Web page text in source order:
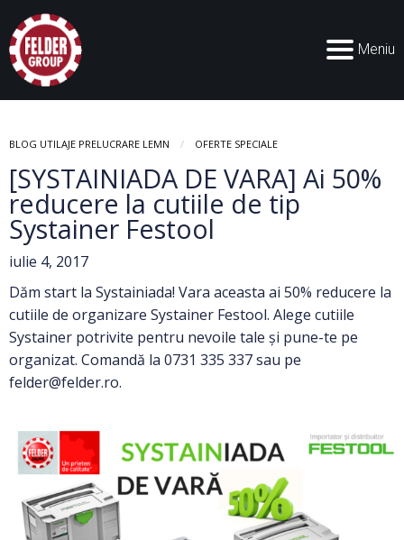
Meniu
BLOG UTILAJE PRELUCRARE LEMN OFERTE SPECIALE
[SYSTAINIADA DE VARA] Ai 50%
reducere la cutiile de tip
Systainer Festool
iulie 4, 2017
Dăm start la Systainiada! Vara aceasta ai 50% reducere la
cutiile de organizare Systainer Festool. Alege cutiile
Systainer potrivite pentru nevoile tale și pune-te pe
organizat. Comandă la 0731 335 337 sau pe
felder@felder.ro.